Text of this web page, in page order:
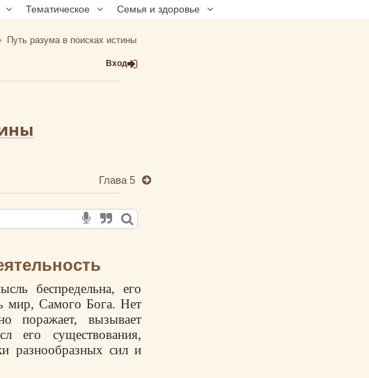
Тематическое Семья и здоровье
Путь разума в поисках истины
Вход
Глава 5
беспредельна, его
мир, Самого Бога. Нет
поражает, вызывает
его существования,
разнообразных сил и